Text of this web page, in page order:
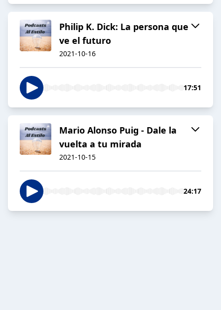
Philip K. Dick: La persona que
ve el futuro
2021-10-16
17:51
Mario Alonso Puig - Dale la
vuelta a tu mirada
2021-10-15
24:17